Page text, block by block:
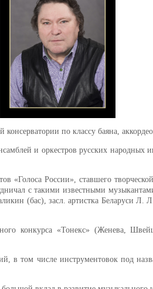
по классу баяна,
и оркестров русских
России», ставшего
с такими известными
(бас), засл. артистка Беларуси Л.
конкурса «Тонекс» (Женева,
в том числе инструментовок под